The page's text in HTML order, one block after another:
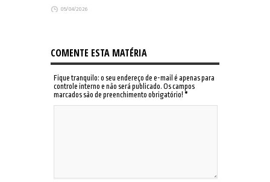
05/04/2026
COMENTE ESTA MATÉRIA
Fique tranquilo: o seu endereço de e-mail é apenas para
controle interno e não será publicado. Os campos
marcados são de preenchimento obrigatório! *